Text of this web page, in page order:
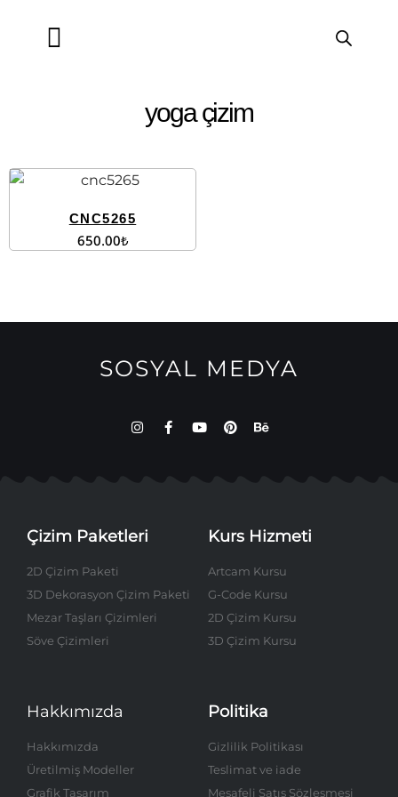
yoga çizim
CNC5265
650.00₺
SOSYAL MEDYA
Çizim Paketleri
2D Çizim Paketi
3D Dekorasyon Çizim Paketi
Mezar Taşları Çizimleri
Söve Çizimleri
Kurs Hizmeti
Artcam Kursu
G-Code Kursu
2D Çizim Kursu
3D Çizim Kursu
Hakkımızda
Hakkımızda
Üretilmiş Modeller
Grafik Tasarım
Politika
Gizlilik Politikası
Teslimat ve iade
Mesafeli Satış Sözleşmesi